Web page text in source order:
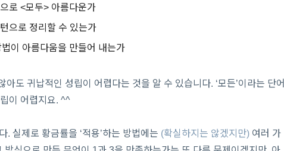
로 <모두> 아름다운가
으로 정리할 수 있는가
이 아름다움을 만들어 내는가
도 귀납적인 성립이 어렵다는 것을 알 수 있습니다. ‘모든’이라는 단어
이 어렵지요. ^^
. 실제로 황금률을 ‘적용’하는 방법에는 (확실하지는 않겠지만)여러 가